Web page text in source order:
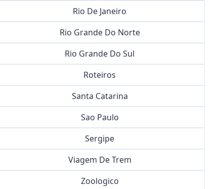
Rio De Janeiro
Rio Grande Do Norte
Rio Grande Do Sul
Roteiros
Santa Catarina
Sao Paulo
Sergipe
Viagem De Trem
Zoologico